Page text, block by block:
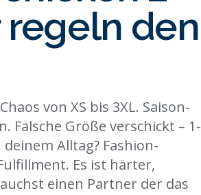
regeln den
von XS bis 3XL. Saison-
Falsche Größe verschickt – 1-
Alltag? Fashion-
Es ist härter,
einen Partner der das